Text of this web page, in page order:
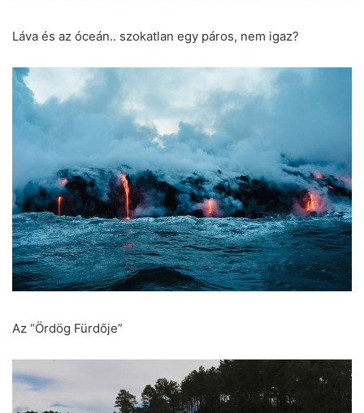
Láva és az óceán.. szokatlan egy páros, nem igaz?
Az “Ördög Fürdője”